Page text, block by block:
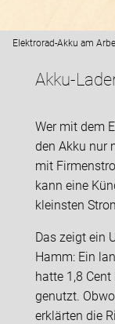
Elektrorad-Akku am
Akku-
Wer mit dem
den Akku nur
mit
kann eine
kleinsten
Das zeigt ein
Hamm: Ein
hatte 1,8
genutzt.
erklärten die